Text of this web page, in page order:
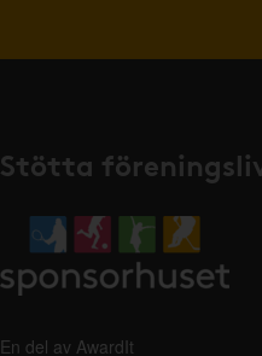
Stötta
En del av AwardIt